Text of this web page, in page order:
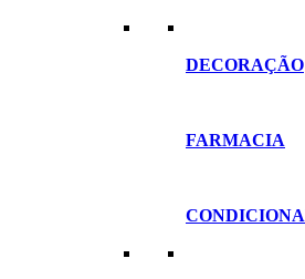
DECORAÇÃO
FARMACIA